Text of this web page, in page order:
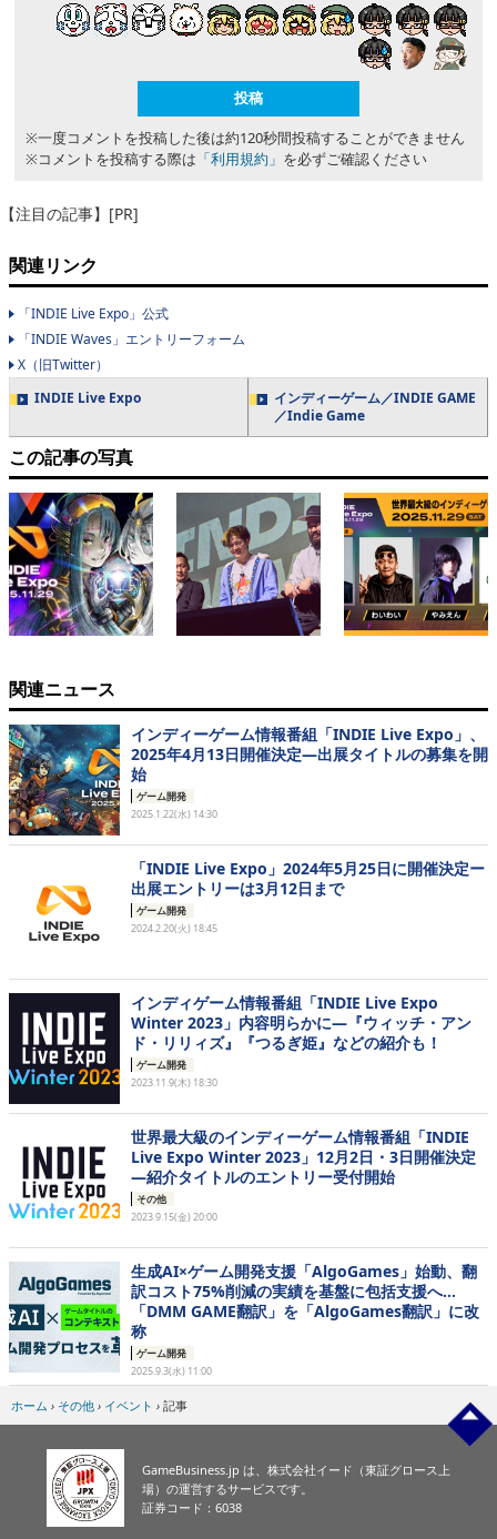
※一度コメントを投稿した後は約120秒間投稿することができません
※コメントを投稿する際は 「利用規約」 を必ずご確認ください
【注目の記事】[PR]
関連リンク
「INDIE Live Expo」公式
「INDIE Waves」エントリーフォーム
X（旧Twitter）
INDIE Live Expo
インディーゲーム／INDIE GAME
／Indie Game
この記事の写真
関連ニュース
インディーゲーム情報番組「INDIE Live Expo」、
2025年4月13日開催決定―出展タイトルの募集を開
始
ゲーム開発
2025.1.22(水) 14:30
「INDIE Live Expo」2024年5月25日に開催決定ー
出展エントリーは3月12日まで
ゲーム開発
2024.2.20(火) 18:45
インディゲーム情報番組「INDIE Live Expo
Winter 2023」内容明らかに―『ウィッチ・アン
ド・リリィズ』『つるぎ姫』などの紹介も！
ゲーム開発
2023.11.9(木) 18:30
世界最大級のインディーゲーム情報番組「INDIE
Live Expo Winter 2023」12月2日・3日開催決定
―紹介タイトルのエントリー受付開始
その他
2023.9.15(金) 20:00
生成AI×ゲーム開発支援「AlgoGames」始動、翻
訳コスト75%削減の実績を基盤に包括支援へ…
「DMM GAME翻訳」を「AlgoGames翻訳」に改
称
ゲーム開発
2025.9.3(水) 11:00
ホーム › その他 › イベント › 記事
GameBusiness.jp は、株式会社イード（東証グロース上
場）の運営するサービスです。
証券コード：6038